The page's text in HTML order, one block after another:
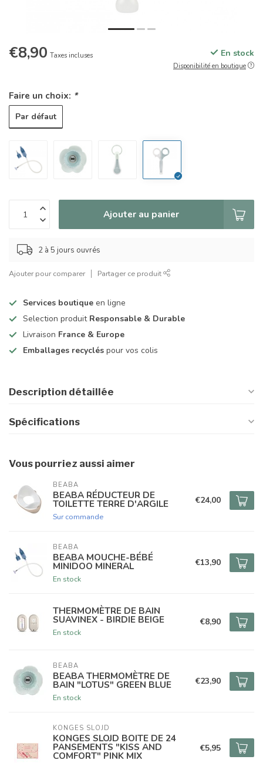
€8,90 Taxes incluses En stock
Disponibilité en boutique
Faire un choix: *
Par défaut
Ajouter au panier
2 à 5 jours ouvrés
Ajouter pour comparer Partager ce produit
Services boutique en ligne
Selection produit Responsable & Durable
Livraison France & Europe
Emballages recyclés pour vos colis
Description détaillée
Spécifications
Vous pourriez aussi aimer
BEABA
BEABA RÉDUCTEUR DE
TOILETTE TERRE D'ARGILE
Sur commande
€24,00
BEABA
BEABA MOUCHE-BÉBÉ
MINIDOO MINERAL
En stock
€13,90
THERMOMÈTRE DE BAIN
SUAVINEX - BIRDIE BEIGE
En stock
€8,90
BEABA
BEABA THERMOMÈTRE DE
BAIN "LOTUS" GREEN BLUE
En stock
€23,90
KONGES SLOJD
KONGES SLOJD BOITE DE 24
PANSEMENTS "KISS AND
COMFORT" PINK MIX
€5,95